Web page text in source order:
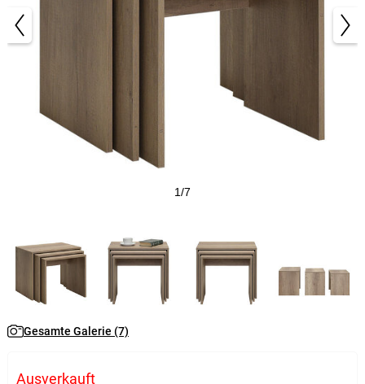
1/7
Gesamte Galerie (7)
Ausverkauft